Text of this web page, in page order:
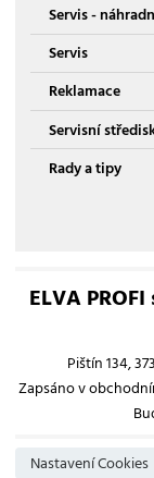
Servis -
Servis
Reklamace
Servisní
Rady a tipy
ELVA
Pištín 134,
Zapsáno v
Nastavení Cookies